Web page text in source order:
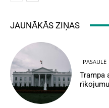
JAUNĀKĀS ZIŅAS
PASAULĒ
Trampa